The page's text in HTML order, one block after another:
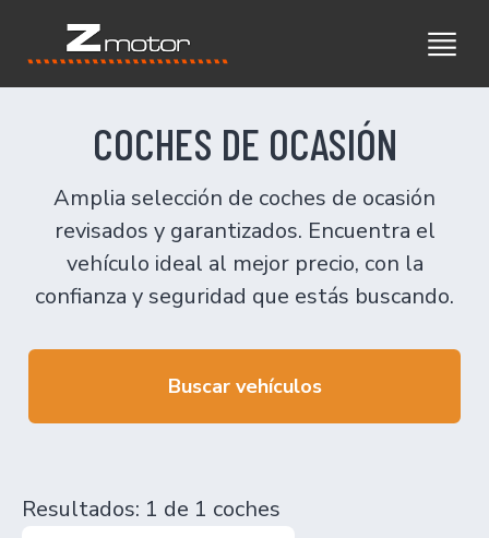
COCHES DE OCASIÓN
Amplia selección de coches de ocasión
revisados y garantizados. Encuentra el
vehículo ideal al mejor precio, con la
confianza y seguridad que estás buscando.
Buscar vehículos
Resultados: 1 de 1 coches